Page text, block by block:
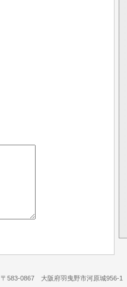
〒583-0867 大阪府羽曳野市河原城956-1